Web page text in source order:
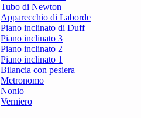
Tubo di Newton
Apparecchio di Laborde
Piano inclinato di Duff
Piano inclinato 3
Piano inclinato 2
Piano inclinato 1
Bilancia con pesiera
Metronomo
Nonio
Verniero